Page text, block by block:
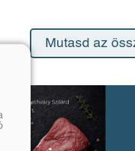
Mutasd az